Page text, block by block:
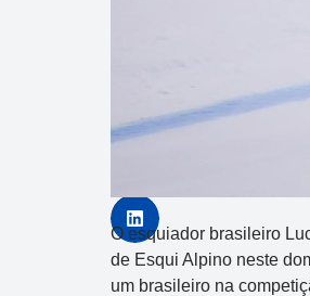
O esquiador brasileiro
de Esqui Alpino neste
um brasileiro na